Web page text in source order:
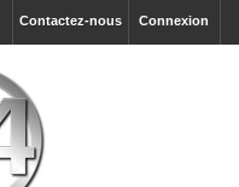
Connexion
Contactez-nous